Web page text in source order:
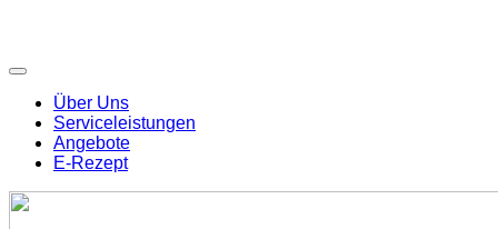
Über Uns
Serviceleistungen
Angebote
E-Rezept